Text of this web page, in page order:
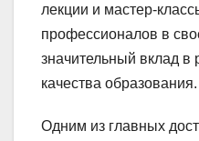
лекции и мастер-
профессионалов в
значительный вклад в
качества образования.
Одним из главных